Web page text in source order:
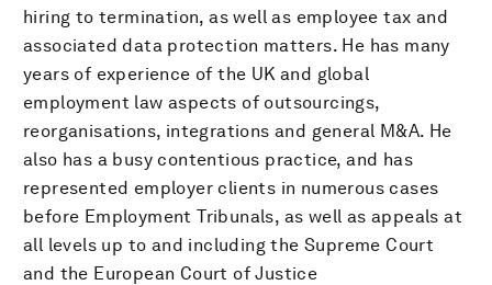
hiring to termination, as well as employee tax and
associated data protection matters. He has many
years of experience of the UK and global
employment law aspects of outsourcings,
reorganisations, integrations and general M&A. He
also has a busy contentious practice, and has
represented employer clients in numerous cases
before Employment Tribunals, as well as appeals at
all levels up to and including the Supreme Court
and the European Court of Justice